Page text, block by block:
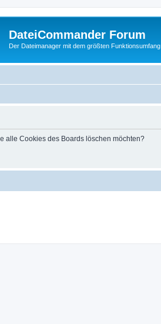
DateiCommander Forum
Der Dateimanager mit dem größten Funktionsumfang
alle Cookies des Boards löschen möchten?